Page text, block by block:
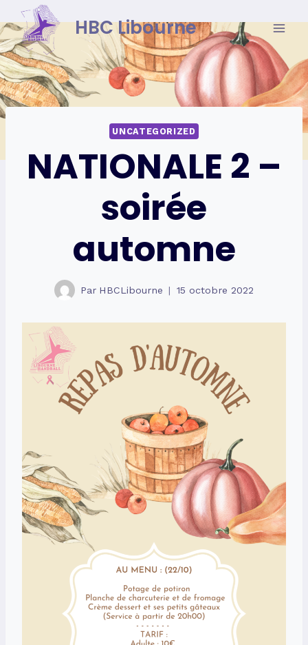
Skip
to
content
HBC Libourne
UNCATEGORIZED
NATIONALE 2 –
soirée
automne
Par HBCLibourne 15 octobre 2022